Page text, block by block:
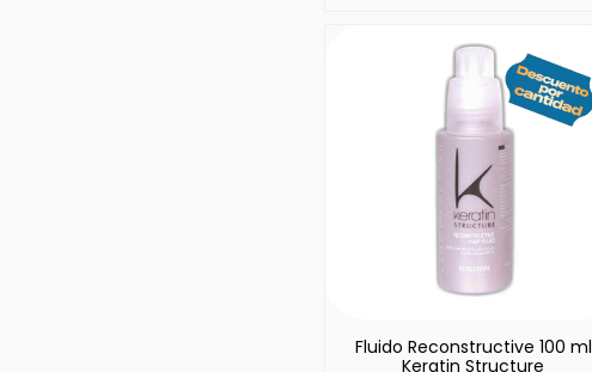
Fluido Reconstructive 100 ml
Keratin Structure